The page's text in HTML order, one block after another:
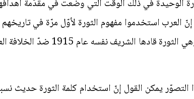
العرب استخدموا مفهوم الثورة لأوّل مرّة في
حسين بن علي وهي
يمكن القول إنّ استخدام كلمة الثورة حديث